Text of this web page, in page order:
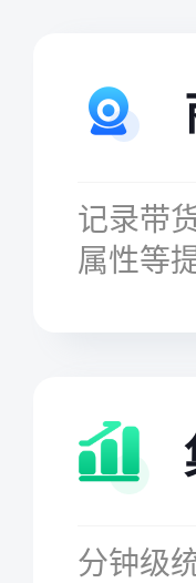
记录带
属性等
分钟级